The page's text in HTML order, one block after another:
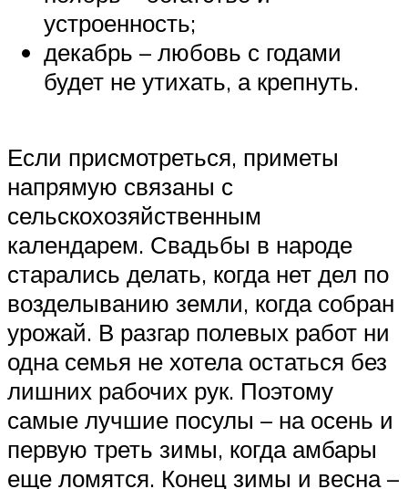
устроенность;
декабрь – любовь с годами
будет не утихать, а крепнуть.
Если присмотреться, приметы
напрямую связаны с
сельскохозяйственным
календарем. Свадьбы в народе
старались делать, когда нет дел по
возделыванию земли, когда собран
урожай. В разгар полевых работ ни
одна семья не хотела остаться без
лишних рабочих рук. Поэтому
самые лучшие посулы – на осень и
первую треть зимы, когда амбары
еще ломятся. Конец зимы и весна –